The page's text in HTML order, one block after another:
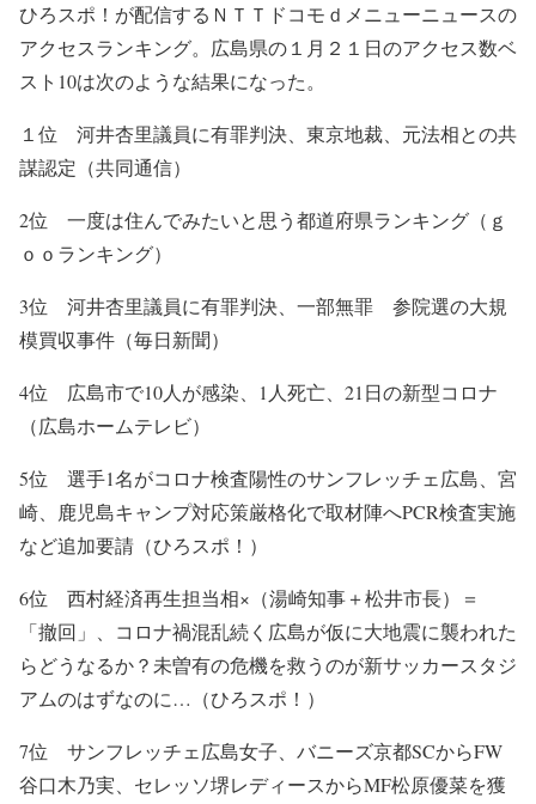
ひろスポ！が配信するＮＴＴドコモｄメニューニュースの
アクセスランキング。広島県の１月２１日のアクセス数ベ
スト10は次のような結果になった。
１位 河井杏里議員に有罪判決、東京地裁、元法相との共
謀認定（共同通信）
2位 一度は住んでみたいと思う都道府県ランキング（ｇ
ｏｏランキング）
3位 河井杏里議員に有罪判決、一部無罪 参院選の大規
模買収事件（毎日新聞）
4位 広島市で10人が感染、1人死亡、21日の新型コロナ
（広島ホームテレビ）
5位 選手1名がコロナ検査陽性のサンフレッチェ広島、宮
崎、鹿児島キャンプ対応策厳格化で取材陣へPCR検査実施
など追加要請（ひろスポ！）
6位 西村経済再生担当相×（湯崎知事＋松井市長）＝
「撤回」、コロナ禍混乱続く広島が仮に大地震に襲われた
らどうなるか？未曽有の危機を救うのが新サッカースタジ
アムのはずなのに…（ひろスポ！）
7位 サンフレッチェ広島女子、バニーズ京都SCからFW
谷口木乃実、セレッソ堺レディースからMF松原優菜を獲